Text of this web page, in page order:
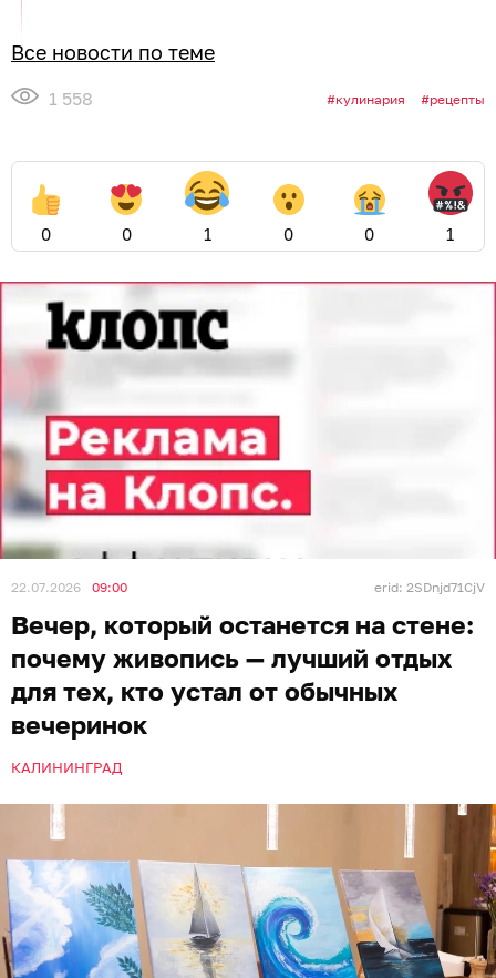
Все новости по теме
1 558 кулинария рецепты
0 0 1 0 0 1
22.07.2026 09:00 erid: 2SDnjd71CjV
Вечер, который останется на стене:
почему живопись — лучший отдых
для тех, кто устал от обычных
вечеринок
КАЛИНИНГРАД